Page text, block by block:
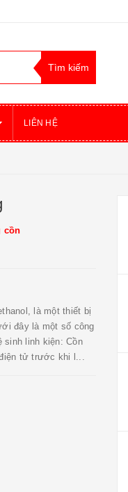
LIÊN HỆ
cồn
là một thiết bị
đây là một số công
sinh linh kiện: Cồn
tử trước khi l...